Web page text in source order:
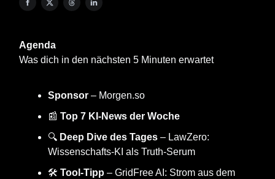
Agenda
Was dich in den nächsten 5 Minuten erwartet
Sponsor – Morgen.so
📰 Top 7 KI-News der Woche
🔍 Deep Dive des Tages – LawZero:
Wissenschafts-KI als Truth-Serum
🛠️ Tool-Tipp – GridFree AI: Strom aus dem